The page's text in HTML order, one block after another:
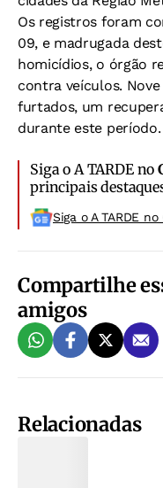
Os registros foram
09, e madrugada
homicídios, o órgão
contra veículos.
furtados, um
durante este período.
Siga o A TARDE no
principais
Siga o A TARDE
Compartilhe
amigos
Relacionadas